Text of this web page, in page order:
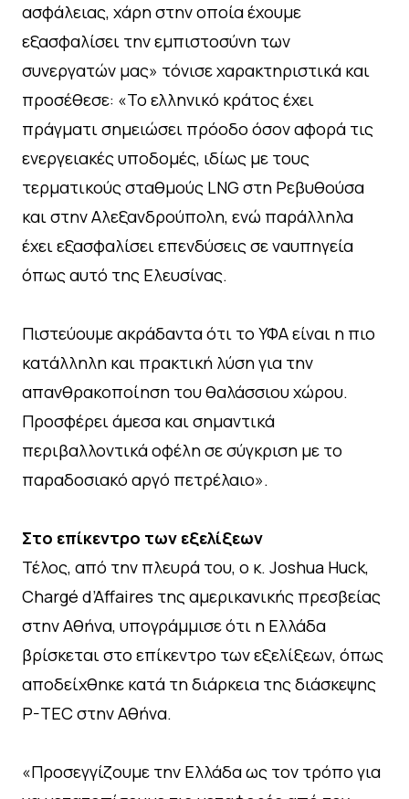
ασφάλειας, χάρη στην οποία έχουμε
εξασφαλίσει την εμπιστοσύνη των
συνεργατών μας» τόνισε χαρακτηριστικά και
προσέθεσε: «Το ελληνικό κράτος έχει
πράγματι σημειώσει πρόοδο όσον αφορά τις
ενεργειακές υποδομές, ιδίως με τους
τερματικούς σταθμούς LNG στη Ρεβυθούσα
και στην Αλεξανδρούπολη, ενώ παράλληλα
έχει εξασφαλίσει επενδύσεις σε ναυπηγεία
όπως αυτό της Ελευσίνας.
Πιστεύουμε ακράδαντα ότι το ΥΦΑ είναι η πιο
κατάλληλη και πρακτική λύση για την
απανθρακοποίηση του θαλάσσιου χώρου.
Προσφέρει άμεσα και σημαντικά
περιβαλλοντικά οφέλη σε σύγκριση με το
παραδοσιακό αργό πετρέλαιο».
Στο επίκεντρο των εξελίξεων
Τέλος, από την πλευρά του, ο κ. Joshua Huck,
Chargé d’Affaires της αμερικανικής πρεσβείας
στην Αθήνα, υπογράμμισε ότι η Ελλάδα
βρίσκεται στο επίκεντρο των εξελίξεων, όπως
αποδείχθηκε κατά τη διάρκεια της διάσκεψης
P-TEC στην Αθήνα.
«Προσεγγίζουμε την Ελλάδα ως τον τρόπο για